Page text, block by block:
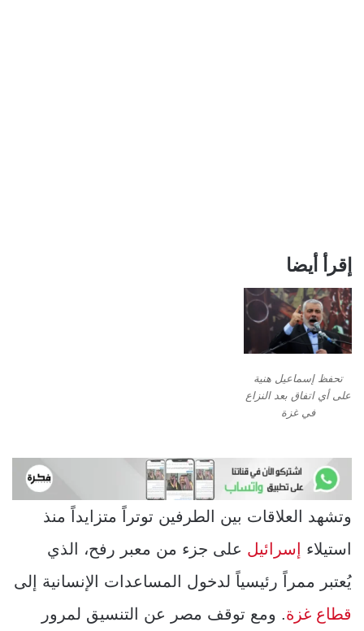
إقرأ أيضا
تحفظ إسماعيل هنية
على أي اتفاق بعد النزاع
في غزة
وتشهد العلاقات بين الطرفين توتراً متزايداً منذ
استيلاء
إسرائيل على جزء من معبر رفح، الذي
يُعتبر ممراً رئيسياً لدخول المساعدات الإنسانية إلى
قطاع غزة. ومع توقف مصر عن التنسيق لمرور